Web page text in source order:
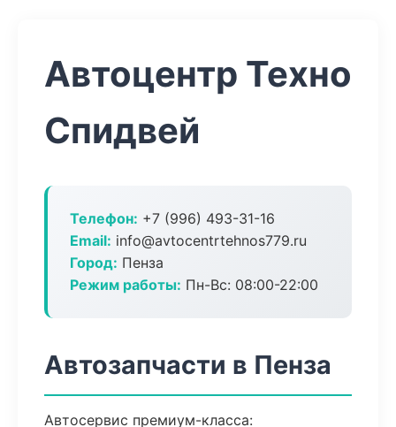
Автоцентр Техно
Спидвей
Телефон: +7 (996) 493-31-16
Email: info@avtocentrtehnos779.ru
Город: Пенза
Режим работы: Пн-Вс: 08:00-22:00
Автозапчасти в Пенза
Автосервис премиум-класса: